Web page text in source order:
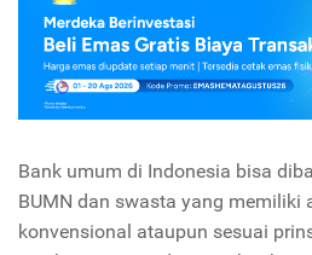
Bank umum di Indonesia bisa
BUMN dan swasta yang memiliki
konvensional ataupun sesuai